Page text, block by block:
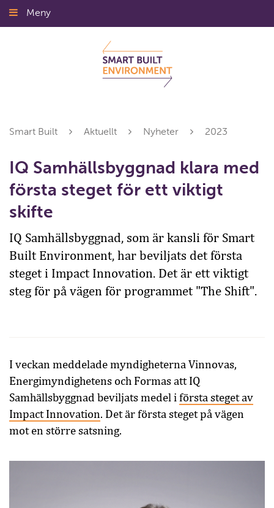
Gå
till
Meny
Smart Built Aktuellt Nyheter 2023
IQ Samhällsbyggnad klara med
första steget för ett viktigt
skifte
IQ Samhällsbyggnad, som är kansli för Smart
Built Environment, har beviljats det första
steget i Impact Innovation. Det är ett viktigt
steg för på vägen för programmet "The Shift".
I veckan meddelade myndigheterna Vinnovas,
Energimyndighetens och Formas att IQ
Samhällsbyggnad beviljats medel i första steget av
Impact Innovation. Det är första steget på vägen
mot en större satsning.